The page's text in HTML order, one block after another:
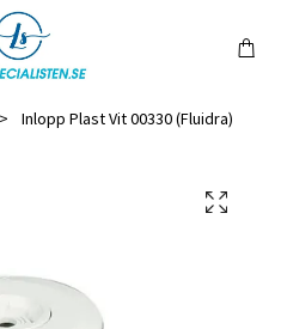
Inlopp Plast Vit 00330 (Fluidra)